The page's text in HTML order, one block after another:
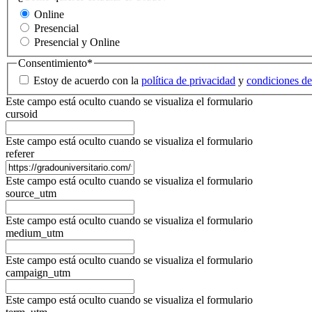
Online
Presencial
Presencial y Online
Consentimiento*
Estoy de acuerdo con la política de privacidad y condiciones
Este campo está oculto cuando se visualiza el formulario
cursoid
Este campo está oculto cuando se visualiza el formulario
referer
Este campo está oculto cuando se visualiza el formulario
source_utm
Este campo está oculto cuando se visualiza el formulario
medium_utm
Este campo está oculto cuando se visualiza el formulario
campaign_utm
Este campo está oculto cuando se visualiza el formulario